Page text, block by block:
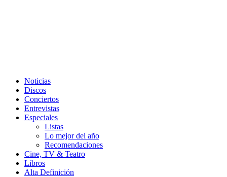
Noticias
Discos
Conciertos
Entrevistas
Especiales
Listas
Lo mejor del año
Recomendaciones
Cine, TV & Teatro
Libros
Alta Definición